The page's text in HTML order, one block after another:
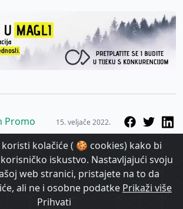
Promo 15. veljače 2022.
vijesti
kolačiće ( 🍪 cookies) kako bi
iskustvo. Nastavljajući svoju
web stranici, pristajete na to da
ali ne i osobne podatke Prikaži više
Prihvati